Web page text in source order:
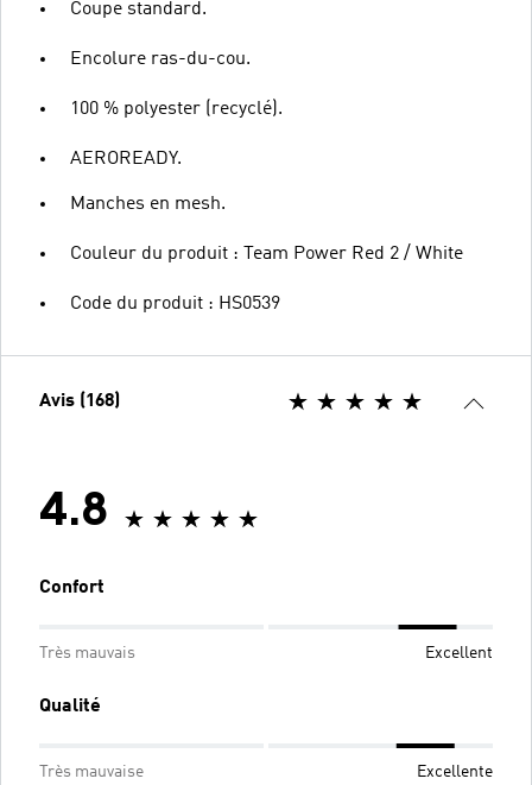
Coupe standard.
Encolure ras-du-cou.
100 % polyester (recyclé).
AEROREADY.
Manches en mesh.
Couleur du produit : Team Power Red 2 / White
Code du produit : HS0539
Avis (168)
4.8
Confort
Très mauvais Excellent
Qualité
Très mauvaise Excellente